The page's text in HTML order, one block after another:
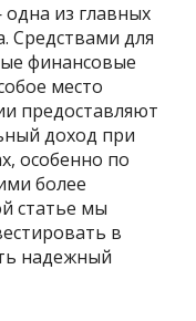
из главных
Средствами для
финансовые
место
предоставляют
доход при
особенно по
более
статье мы
в
надежный